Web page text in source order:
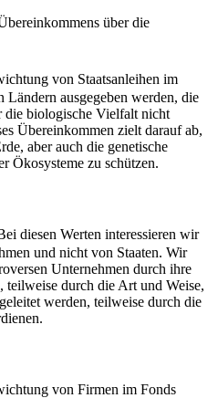
über die
von Staatsanleihen im
Ländern ausgegeben werden, die
die biologische Vielfalt nicht
Übereinkommen zielt darauf ab,
aber auch die genetische
Ökosysteme zu schützen.
diesen Werten interessieren wir
und nicht von Staaten. Wir
Unternehmen durch ihre
teilweise durch die Art und Weise,
werden, teilweise durch die
von Firmen im Fonds